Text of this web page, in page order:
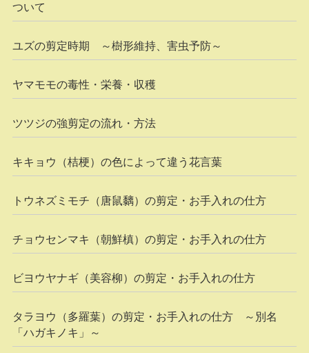
ついて
ユズの剪定時期 ～樹形維持、害虫予防～
ヤマモモの毒性・栄養・収穫
ツツジの強剪定の流れ・方法
キキョウ（桔梗）の色によって違う花言葉
トウネズミモチ（唐鼠黐）の剪定・お手入れの仕方
チョウセンマキ（朝鮮槙）の剪定・お手入れの仕方
ビヨウヤナギ（美容柳）の剪定・お手入れの仕方
タラヨウ（多羅葉）の剪定・お手入れの仕方 ～別名
「ハガキノキ」～